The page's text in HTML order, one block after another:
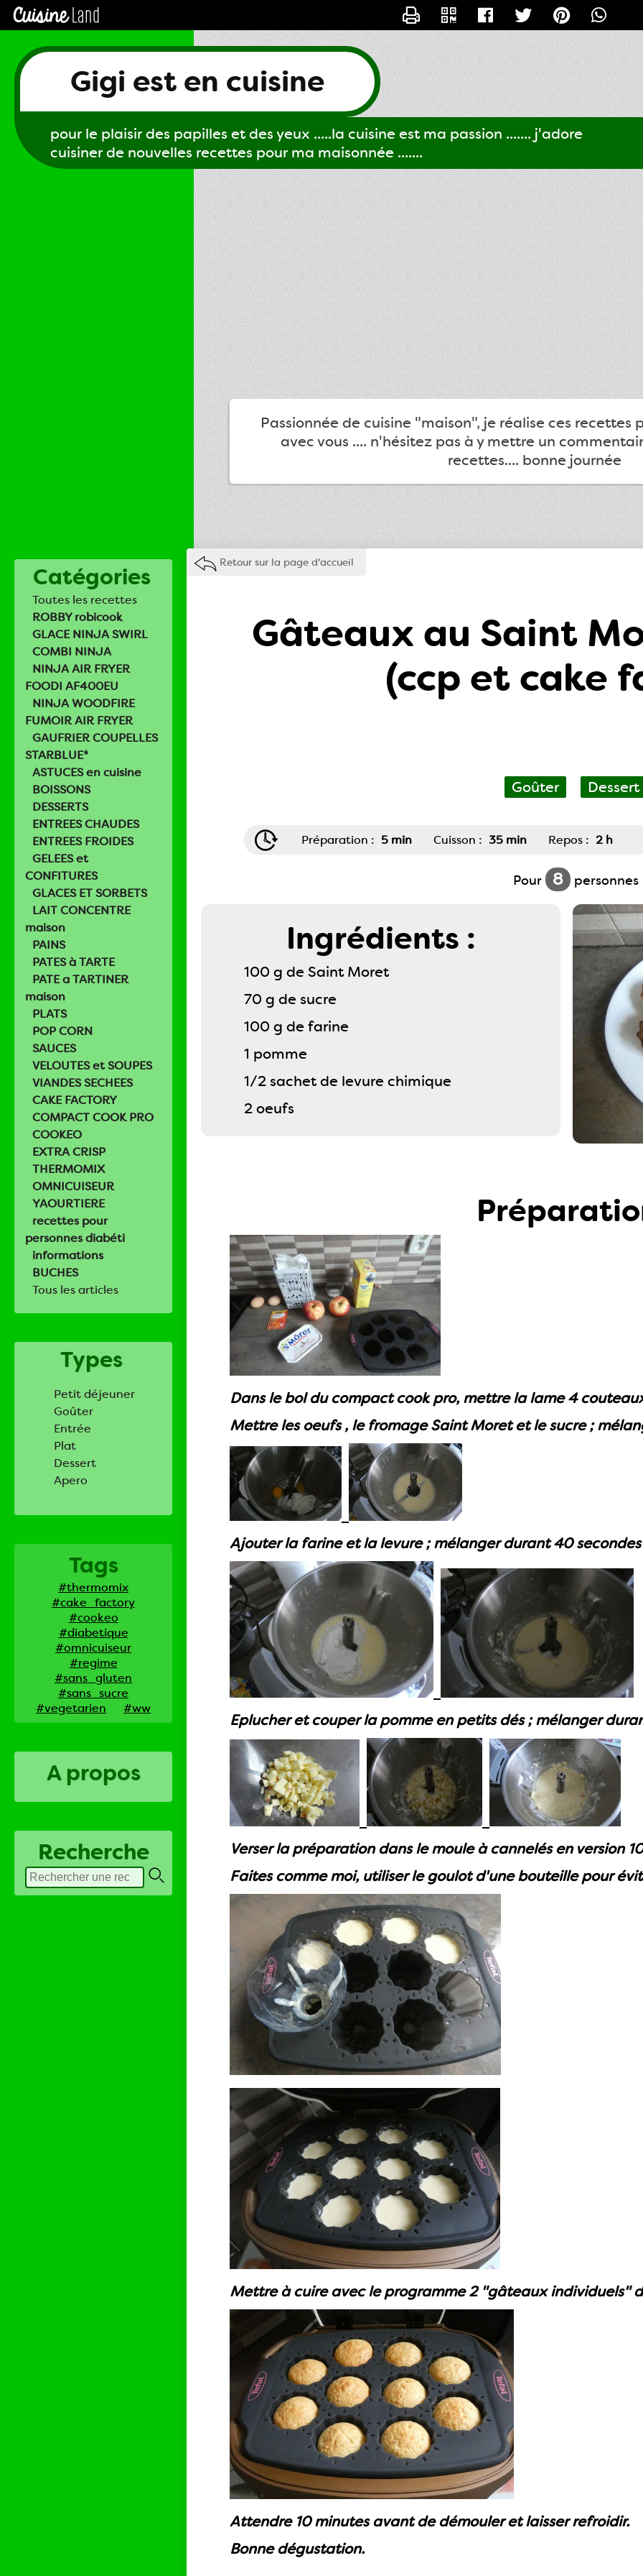
Gigi est en cuisine
pour le plaisir des papilles et des yeux .....la cuisine est ma passion ....... j'adore
cuisiner de nouvelles recettes pour ma maisonnée .......
Passionnée de cuisine "maison", je réalise ces recettes
avec vous .... n'hésitez pas à y mettre un
recettes.... bonne journée
Catégories
Toutes les recettes
ROBBY robicook
GLACE NINJA SWIRL
COMBI NINJA
NINJA AIR FRYER
FOODI AF400EU
NINJA WOODFIRE
FUMOIR AIR FRYER
GAUFRIER COUPELLES
STARBLUE*
ASTUCES en cuisine
BOISSONS
DESSERTS
ENTREES CHAUDES
ENTREES FROIDES
GELEES et
CONFITURES
GLACES ET SORBETS
LAIT CONCENTRE
maison
PAINS
PATES à TARTE
PATE a TARTINER
maison
PLATS
POP CORN
SAUCES
VELOUTES et SOUPES
VIANDES SECHEES
CAKE FACTORY
COMPACT COOK PRO
COOKEO
EXTRA CRISP
THERMOMIX
OMNICUISEUR
YAOURTIERE
recettes pour
personnes diabéti
informations
BUCHES
Tous les articles
Types
Petit déjeuner
Goûter
Entrée
Plat
Dessert
Apero
Tags
#thermomix
#cake_factory
#cookeo
#diabetique
#omnicuiseur
#regime
#sans_gluten
#sans_sucre
#vegetarien
#ww
A propos
Recherche
Retour sur la page d'accueil
Gâteaux au Saint
(ccp et cake
Goûter Dessert
Préparation : 5 min Cuisson : 35 min Repos : 2 h
Pour 8 personnes
Ingrédients :
100 g de Saint Moret
70 g de sucre
100 g de farine
1 pomme
1/2 sachet de levure chimique
2 oeufs
Dans le bol du compact cook pro, mettre la lame 4
Mettre les oeufs , le fromage Saint Moret et le sucre ;
Ajouter la farine et la levure ; mélanger durant 40 secondes
Eplucher et couper la pomme en petits dés ; mélanger
Verser la préparation dans le moule à cannelés en version
Faites comme moi, utiliser le goulot d'une bouteille pour
Mettre à cuire avec le programme 2 "gâteaux individuels"
Attendre 10 minutes avant de démouler et laisser refroidir.
Bonne dégustation.
CONTACTER GIGI61